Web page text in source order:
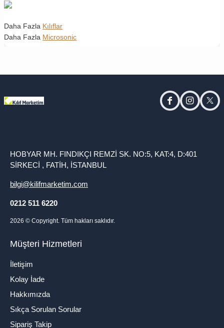
Daha Fazla Kılıflar
Daha Fazla Microsonic
facebookinstagram
HOBYAR MH. FINDIKÇI REMZİ SK. NO:5, KAT:4, D:401
SİRKECİ , FATİH, İSTANBUL
bilgi@kilifmarketim.com
0212 511 6220
2026 © Copyright. Tüm hakları saklıdır.
Müşteri Hizmetleri
İletişim
Kolay İade
Hakkımızda
Sıkça Sorulan Sorular
Sipariş Takip